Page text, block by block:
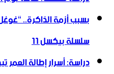
بسبب أزمة الذاكرة..
سلسلة بيكسل 11
دراسة: أسرار إطالة العمر